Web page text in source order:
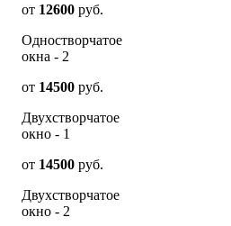
от 12600 руб.
Одностворчатое
окна - 2
от 14500 руб.
Двухстворчатое
окно - 1
от 14500 руб.
Двухстворчатое
окно - 2